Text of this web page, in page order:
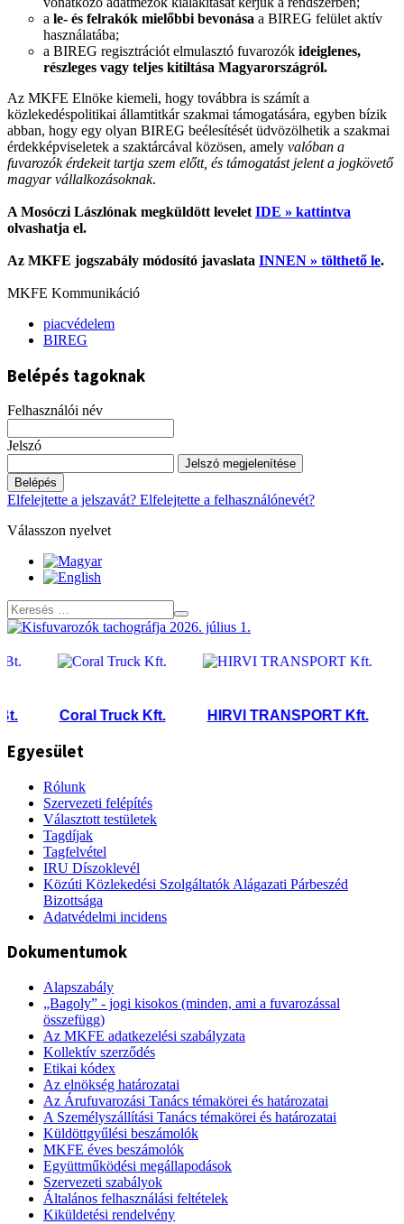
a le- és felrakók mielőbbi bevonása a BIREG felület aktív
használatába;
a BIREG regisztrációt elmulasztó fuvarozók ideiglenes,
részleges vagy teljes kitiltása Magyarországról.
Az MKFE Elnöke kiemeli, hogy továbbra is számít a
közlekedéspolitikai államtitkár szakmai támogatására, egyben bízik
abban, hogy egy olyan BIREG beélesítését üdvözölhetik a szakmai
érdekképviseletek a szaktárcával közösen, amely valóban a
fuvarozók érdekeit tartja szem előtt, és támogatást jelent a jogkövető
magyar vállalkozásoknak.
A Mosóczi Lászlónak megküldött levelet IDE » kattintva
olvashatja el.
Az MKFE jogszabály módosító javaslata INNEN » tölthető le.
MKFE Kommunikáció
piacvédelem
BIREG
Belépés tagoknak
Felhasználói név
Jelszó
Jelszó megjelenítése
Belépés
Elfelejtette a jelszavát? Elfelejtette a felhasználónevét?
Válasszon nyelvet
Coral Truck Kft. HIRVI TRANSPORT Kft.
Egyesület
Rólunk
Szervezeti felépítés
Választott testületek
Tagdíjak
Tagfelvétel
IRU Díszoklevél
Közúti Közlekedési Szolgáltatók Alágazati Párbeszéd
Bizottsága
Adatvédelmi incidens
Dokumentumok
Alapszabály
„Bagoly” - jogi kisokos (minden, ami a fuvarozással
összefügg)
Az MKFE adatkezelési szabályzata
Kollektív szerződés
Etikai kódex
Az elnökség határozatai
Az Árufuvarozási Tanács témakörei és határozatai
A Személyszállítási Tanács témakörei és határozatai
Küldöttgyűlési beszámolók
MKFE éves beszámolók
Együttműködési megállapodások
Szervezeti szabályok
Általános felhasználási feltételek
Kiküldetési rendelvény